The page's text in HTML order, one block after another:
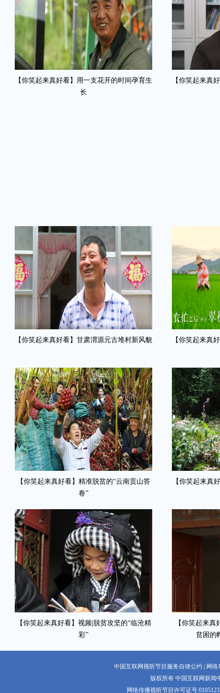
【你笑起来真好看】用一支花开的时间孕育生
长
【你笑起来真
【你笑起来真好看】甘肃渭源元古堆村新风貌 【你笑起来真
【你笑起来真好看】精准脱贫的“云南贡山答
卷”
【你笑起来真
【你笑起来真好看】视频|脱贫攻坚的“临沧精
彩”
【你笑起来
贫困的
中国互联网视听节目服务自律公约 | 网
版权所有 中国互联网新闻
网络传播视听节目许可证号